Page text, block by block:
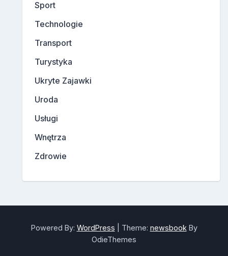
Sport
Technologie
Transport
Turystyka
Ukryte Zajawki
Uroda
Usługi
Wnętrza
Zdrowie
Powered By: WordPress Theme: newsbook By
OdieThemes